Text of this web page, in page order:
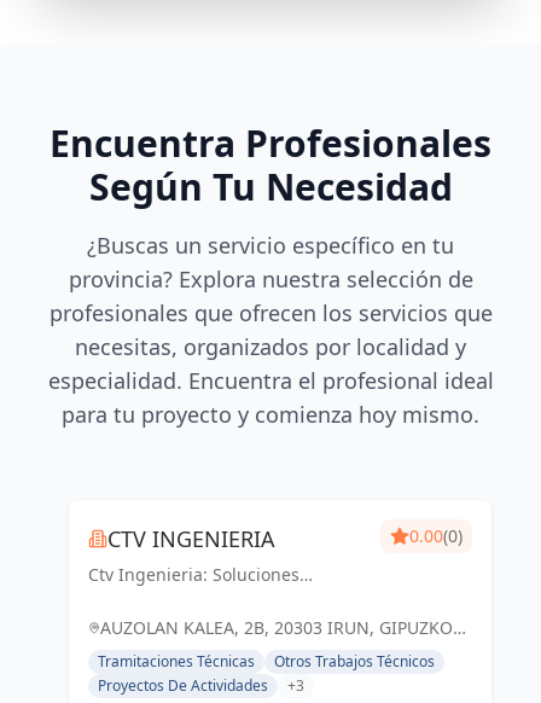
Encuentra Profesionales
Según Tu Necesidad
¿Buscas un servicio específico en tu
provincia? Explora nuestra selección de
profesionales que ofrecen los servicios que
necesitas, organizados por localidad y
especialidad. Encuentra el profesional ideal
para tu proyecto y comienza hoy mismo.
CTV INGENIERIA
Ctv Ingenieria: Soluciones
futuro sólido en Guipúzcoa y Irun.
0.00(0)
AUZOLAN KALEA, 2B, 20303 IRUN, GIPUZKOA,
ESPAÑA, España
Tramitaciones Técnicas
Otros Trabajos Técnicos
Proyectos De Actividades
+3